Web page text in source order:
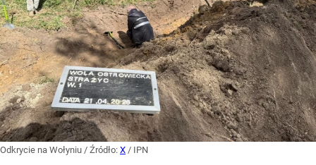
Odkrycie na Wołyniu / Źródło: X / IPN